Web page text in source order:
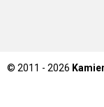
© 2011 - 2026